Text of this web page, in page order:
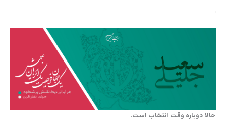
حالا دوباره وقت انتخاب است.